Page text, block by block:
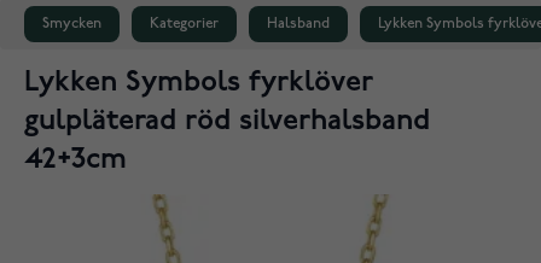
Smycken Kategorier Halsband Lykken Symbols
Lykken Symbols fyrklöver
gulpläterad röd silverhalsband
42+3cm